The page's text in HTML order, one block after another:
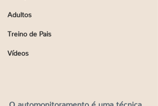
Adultos
Treino de Pais
Vídeos
O automonitoramento é uma técnica